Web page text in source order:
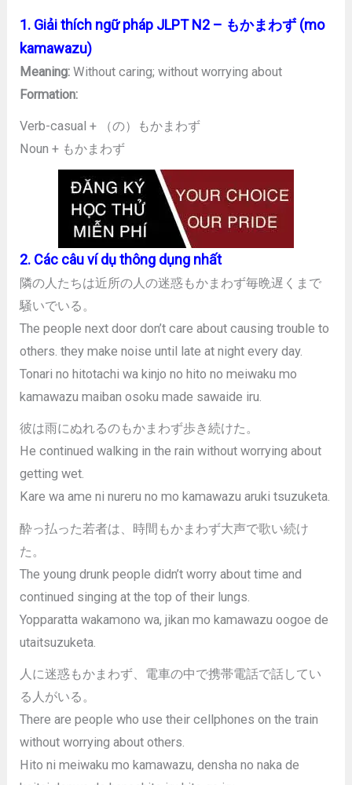
1. Giải thích ngữ pháp JLPT N2 – もかまわず (mo
kamawazu)
Meaning: Without caring; without worrying about
Formation:
Verb-casual + （の）もかまわず
Noun + もかまわず
2. Các câu ví dụ thông dụng nhất
隣の人たちは近所の人の迷惑もかまわず毎晩遅くまで
騒いでいる。
The people next door don’t care about causing trouble to
others. they make noise until late at night every day.
Tonari no hitotachi wa kinjo no hito no meiwaku mo
kamawazu maiban osoku made sawaide iru.
彼は雨にぬれるのもかまわず歩き続けた。
He continued walking in the rain without worrying about
getting wet.
Kare wa ame ni nureru no mo kamawazu aruki tsuzuketa.
酔っ払った若者は、時間もかまわず大声で歌い続け
た。
The young drunk people didn’t worry about time and
continued singing at the top of their lungs.
Yopparatta wakamono wa, jikan mo kamawazu oogoe de
utaitsuzuketa.
人に迷惑もかまわず、電車の中で携帯電話で話してい
る人がいる。
There are people who use their cellphones on the train
without worrying about others.
Hito ni meiwaku mo kamawazu, densha no naka de